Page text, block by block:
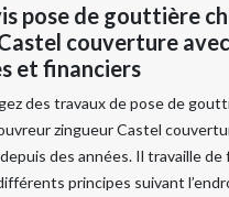
pose de gouttière
couverture
et financiers
des travaux de pose de
zingueur Castel
des années. Il travaille
principes suivant